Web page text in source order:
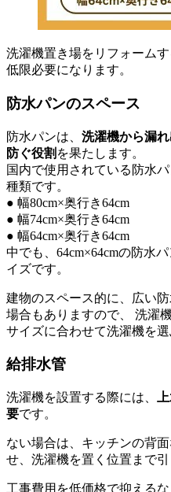
洗濯機置き場をリフォーム
低限必要になります。
防水パンのスペース
防水パンは、 洗濯機から漏
防ぐ役割 を果たします。
国内で使用されている防水
種類です。
● 幅80cm×奥行き64cm
● 幅74cm×奥行き64cm
● 幅64cm×奥行き64cm
中でも、64cm×64cmの防水
イズです。
建物のスペース的に、広い
場合もありますので、 洗濯
サイズに合わせて洗濯機を
給排水管
洗濯機を設置する際には、
要です。
ない場合は、キッチンの背
せ、洗濯機を置く位置まで
工事費用を低価格で抑える